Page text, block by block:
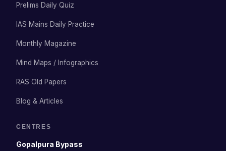
Prelims Daily Quiz
IAS Mains Daily Practice
Monthly Magazine
Mind Maps / Infographics
RAS Old Papers
Blog & Articles
CENTRES
Gopalpura Bypass